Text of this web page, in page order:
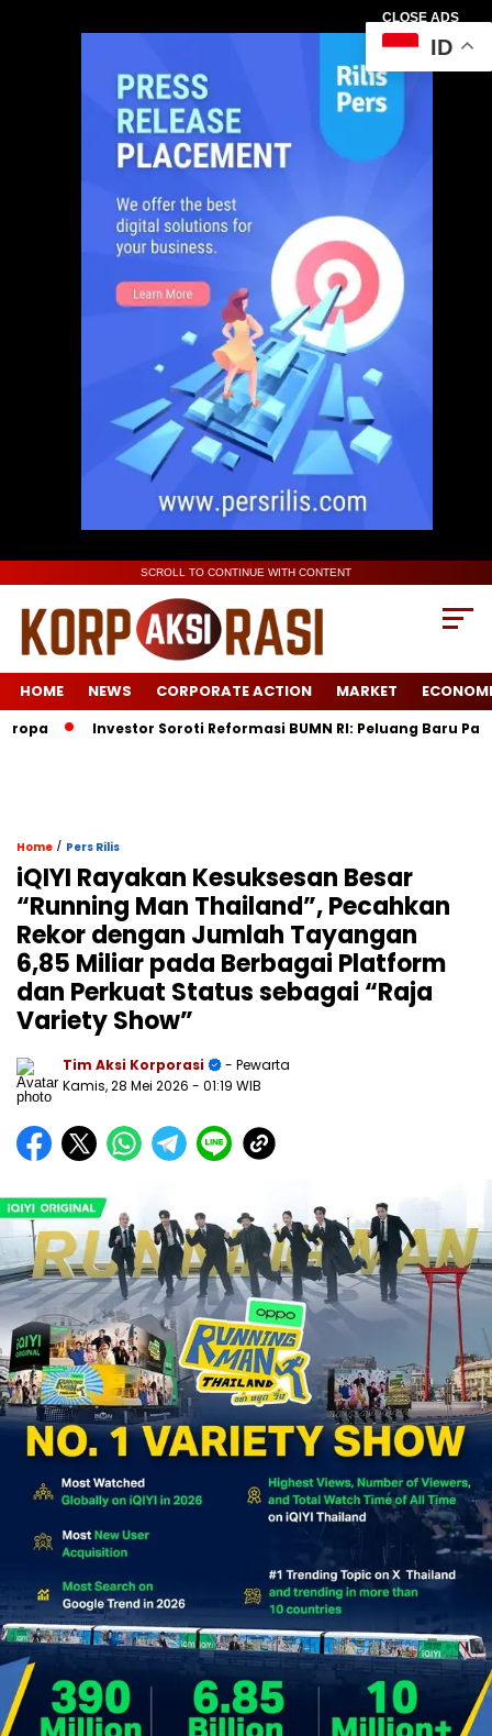
CLOSE ADS
SCROLL TO CONTINUE WITH CONTENT
HOME NEWS CORPORATE ACTION MARKET
Investor Soroti Reformasi BUMN RI: Peluang Baru Pasca
Home / Pers Rilis
iQIYI Rayakan Kesuksesan Besar
“Running Man Thailand”, Pecahkan
Rekor dengan Jumlah Tayangan
6,85 Miliar pada Berbagai Platform
dan Perkuat Status sebagai “Raja
Variety Show”
Tim Aksi Korporasi
- Pewarta
Kamis, 28 Mei 2026 - 01:19 WIB
ID